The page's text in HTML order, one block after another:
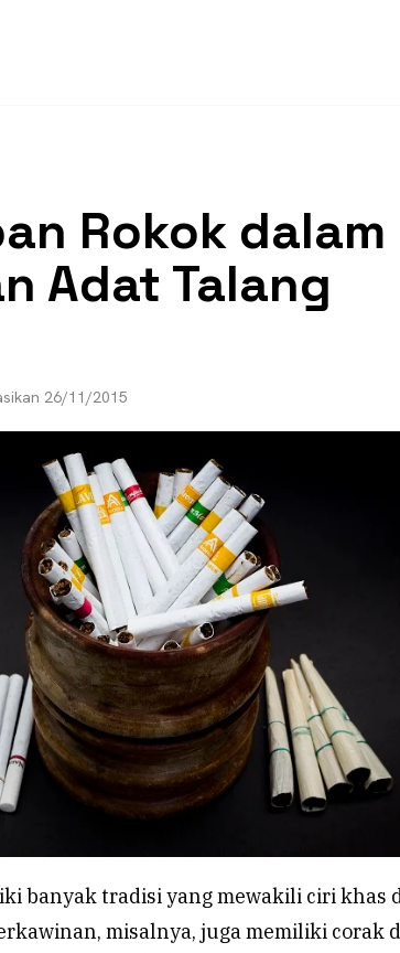
Rokok dalam
Adat Talang
26/11/2015
banyak tradisi yang mewakili ciri khas
misalnya, juga memiliki corak